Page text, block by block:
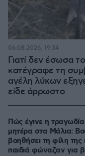
Γιατί δεν έσωσα
κατέγραφε τη
αγέλη λύκων
είδε άρρωστο
06.08.2026, 19:34
Πώς έγινε η
μητέρα στα Μάλια:
βοηθήσει τη φίλη της
παιδιά φώναζαν για